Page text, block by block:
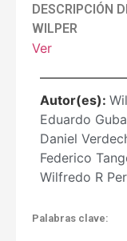
DESCRIPCIÓN
WILPER
Ver
Autor(es):
Eduardo
Daniel
Federico
Wilfredo R
Palabras clave: